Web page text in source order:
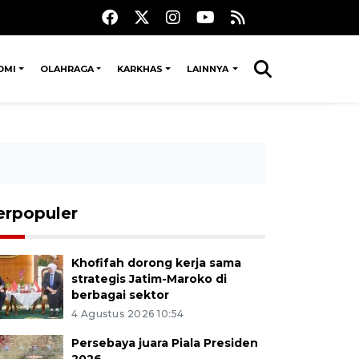
OLAHRAGA KARKHAS LAINNYA
Khofifah dorong kerja sama
strategis Jatim-Maroko di
berbagai sektor
4 Agustus 2026 10:54
Persebaya juara Piala Presiden